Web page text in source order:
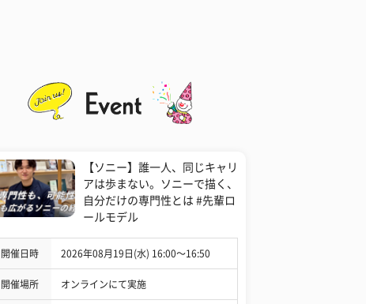
【ソニー】誰一人、同じキャリ
アは歩まない。ソニーで描く、
自分だけの専門性とは #先輩ロ
ールモデル
開催日時 2026年08月19日(水) 16:00〜16:50
開催場所 オンラインにて実施